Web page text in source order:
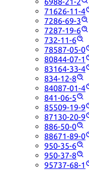
71626-11-4
7286-69-3
7287-19-6
732-11-6
78587-05-0
80844-07-1
83164-33-4
834-12-8
84087-01-4
841-06-5
85509-19-9
87130-20-9
886-50-0
88671-89-0
950-35-6
950-37-8
95737-68-1